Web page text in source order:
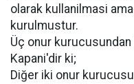
olarak kullanilmasi
kurulmustur.
Üç onur
Kapani'dir ki;
Diğer iki onur